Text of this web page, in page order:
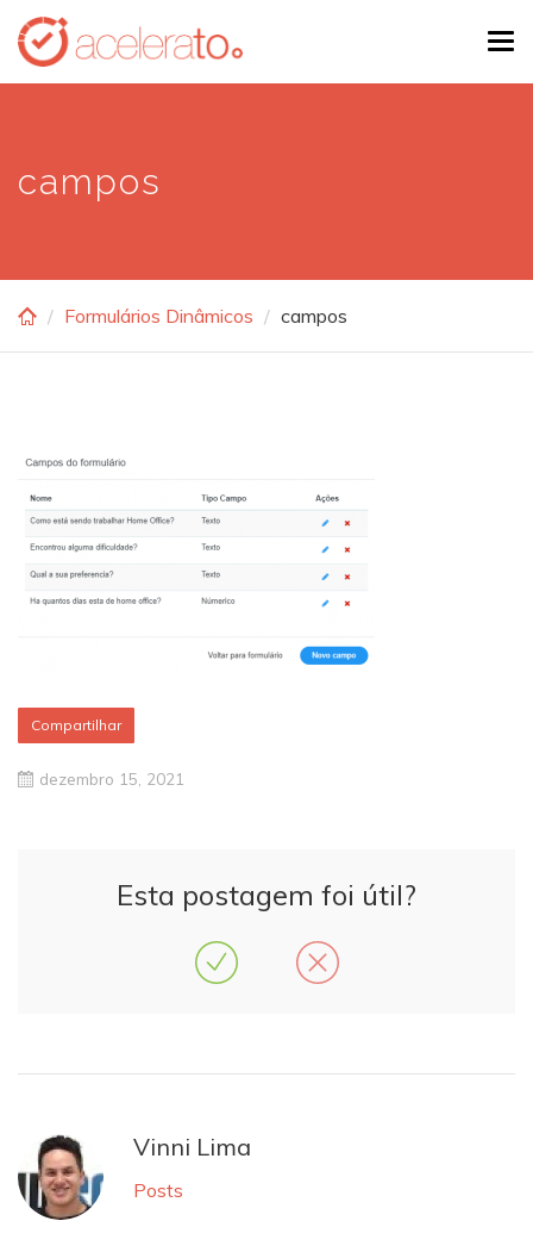
Skip
main
campos
Formulários Dinâmicos campos
Compartilhar
dezembro 15, 2021
Esta postagem foi útil?
Vinni Lima
Posts